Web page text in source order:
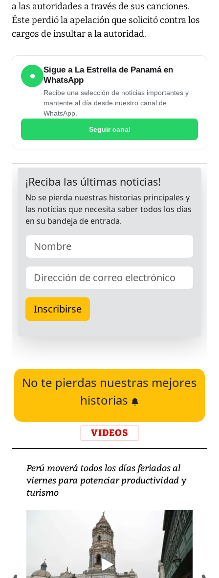
a las autoridades a través de sus canciones.
Éste perdió la apelación que solicitó contra los
cargos de insultar a la autoridad.
●
Sigue a La Estrella de Panamá en
WhatsApp
Recibe una selección de noticias importantes y
mantente al día desde nuestro canal de
WhatsApp.
Seguir canal
No te pierdas nuestras mejores
historias
VIDEOS
Perú moverá todos los días feriados al
viernes para potenciar productividad y
turismo